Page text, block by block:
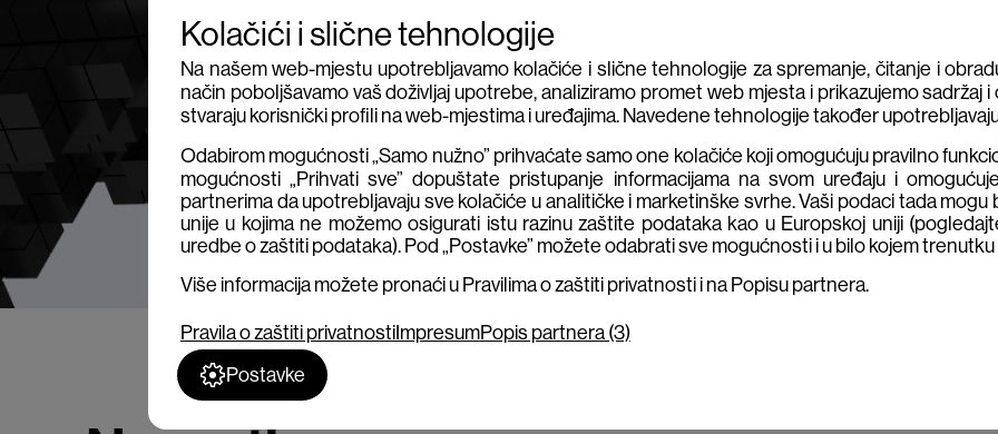
Kolačići i slične tehnologije
Na našem web-mjestu upotrebljavamo kolačiće i slične tehnologije za spremanje, čitanje i
način poboljšavamo vaš doživljaj upotrebe, analiziramo promet web mjesta i prikazujemo sadržaj i
stvaraju korisnički profili na web-mjestima i uređajima. Navedene tehnologije također
Odabirom mogućnosti „Samo nužno” prihvaćate samo one kolačiće koji omogućuju pravilno
mogućnosti „Prihvati sve” dopuštate pristupanje informacijama na svom uređaju i
partnerima da upotrebljavaju sve kolačiće u analitičke i marketinške svrhe. Vaši podaci tada
unije u kojima ne možemo osigurati istu razinu zaštite podataka kao u Europskoj uniji
uredbe o zaštiti podataka). Pod „Postavke” možete odabrati sve mogućnosti i u bilo kojem
Više informacija možete pronaći u Pravilima o zaštiti privatnosti i na Popisu partnera.
Pravila o zaštiti privatnostiImpresumPopis partnera (3)
Postavke